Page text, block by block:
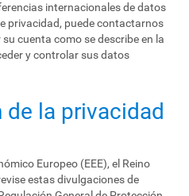
internacionales de datos
privacidad, puede contactarnos
cuenta como se describe en la
y controlar sus datos
de la privacidad
Europeo (EEE), el Reino
estas divulgaciones de